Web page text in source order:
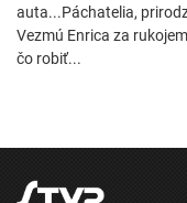
auta...Páchatelia,
Vezmú Enrica za
čo robiť...